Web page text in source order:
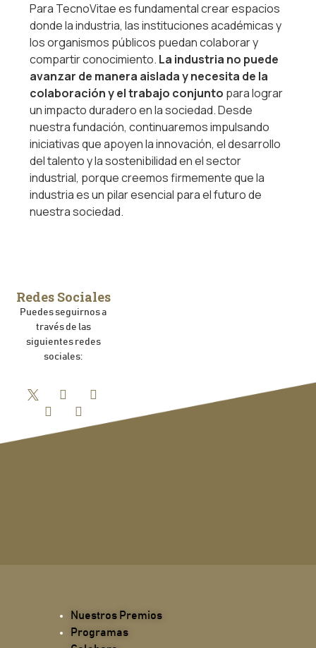
Para TecnoVitae es fundamental crear espacios
donde la industria, las instituciones académicas y
los organismos públicos puedan colaborar y
compartir conocimiento. La industria no puede
avanzar de manera aislada y necesita de la
colaboración y el trabajo conjunto para lograr
un impacto duradero en la sociedad. Desde
nuestra fundación, continuaremos impulsando
iniciativas que apoyen la innovación, el desarrollo
del talento y la sostenibilidad en el sector
industrial, porque creemos firmemente que la
industria es un pilar esencial para el futuro de
nuestra sociedad.
Redes Sociales
Puedes seguirnos a
través de las
siguientes redes
sociales:
Nuestros Premios
Programas